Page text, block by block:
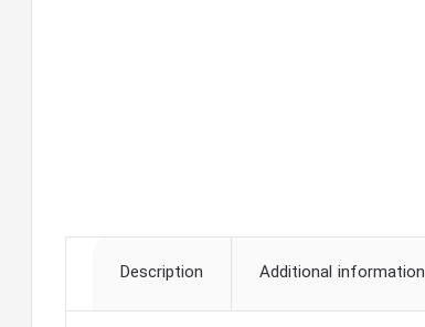
Description Additional information